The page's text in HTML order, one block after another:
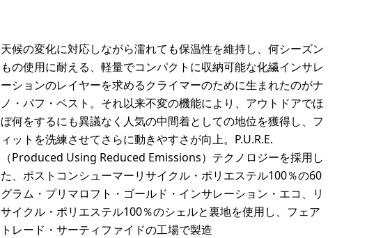
天候の変化に対応しながら濡れても保温性を維持し、何シーズン
もの使用に耐える、軽量でコンパクトに収納可能な化繊インサレ
ーションのレイヤーを求めるクライマーのために生まれたのがナ
ノ・パフ・ベスト。それ以来不変の機能により、アウトドアでほ
ぼ何をするにも異議なく人気の中間着としての地位を獲得し、フ
ィットを洗練させてさらに動きやすさが向上。P.U.R.E.
（Produced Using Reduced Emissions）テクノロジーを採用し
た、ポストコンシューマーリサイクル・ポリエステル100％の60
グラム・プリマロフト・ゴールド・インサレーション・エコ、リ
サイクル・ポリエステル100％のシェルと裏地を使用し、フェア
トレード・サーティファイドの工場で製造